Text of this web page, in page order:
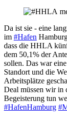
Da ist sie - eine
im #Hafen
dass die HHLA
dem 50,1% der
sollen. Das war
Standort und die
Arbeitsplätze
Deal müssen wir in
Begeisterung tun
#HafenHamburg